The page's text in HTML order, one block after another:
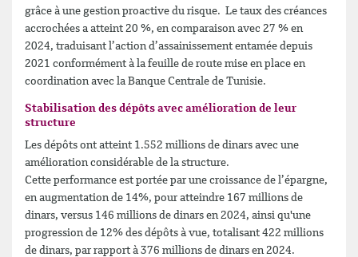
grâce à une gestion proactive du risque. Le taux des créances
accrochées a atteint 20 %, en comparaison avec 27 % en
2024, traduisant l’action d’assainissement entamée depuis
2021 conformément à la feuille de route mise en place en
coordination avec la Banque Centrale de Tunisie.
Stabilisation des dépôts avec amélioration de leur
structure
Les dépôts ont atteint 1.552 millions de dinars avec une
amélioration considérable de la structure.
Cette performance est portée par une croissance de l’épargne,
en augmentation de 14%, pour atteindre 167 millions de
dinars, versus 146 millions de dinars en 2024, ainsi qu'une
progression de 12% des dépôts à vue, totalisant 422 millions
de dinars, par rapport à 376 millions de dinars en 2024.